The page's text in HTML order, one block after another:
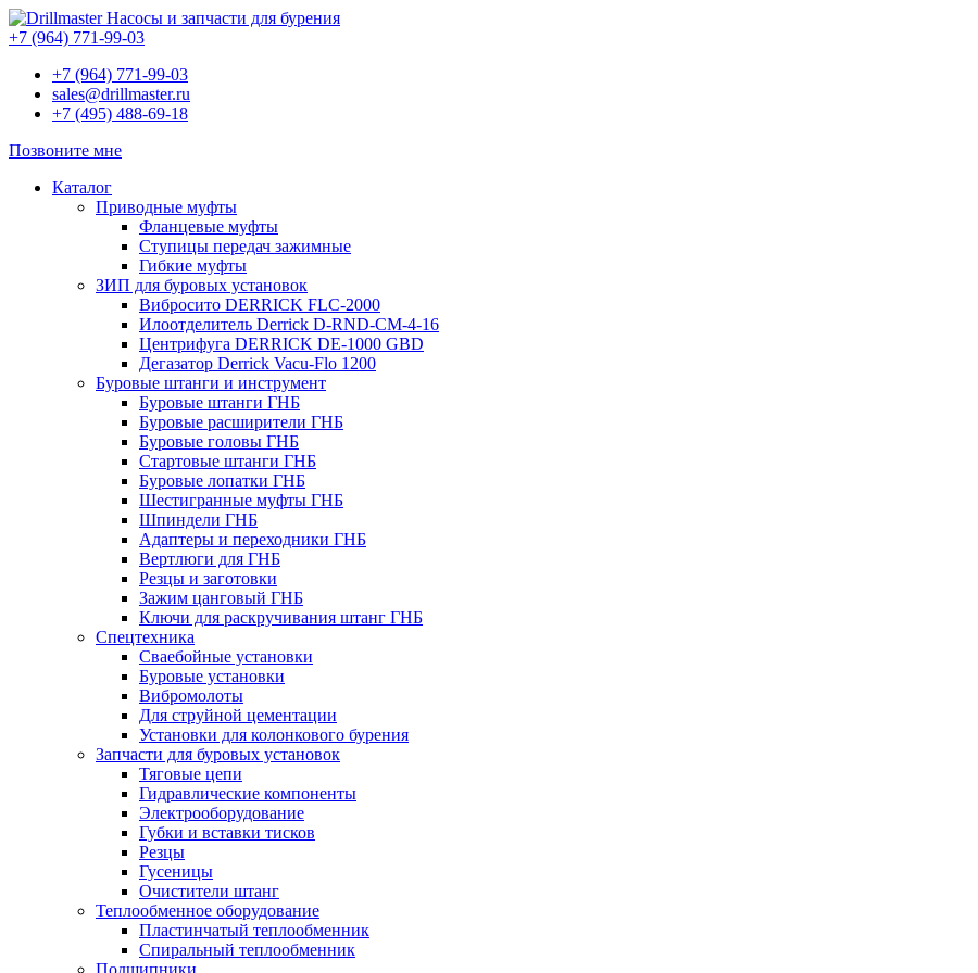
Насосы и запчасти для бурения
+7 (964) 771-99-03
+7 (964) 771-99-03
sales@drillmaster.ru
+7 (495) 488-69-18
Позвоните мне
Каталог
Приводные муфты
Фланцевые муфты
Ступицы передач зажимные
Гибкие муфты
ЗИП для буровых установок
Вибросито DERRICK FLC-2000
Илоотделитель Derrick D-RND-CM-4-16
Центрифуга DERRICK DE-1000 GBD
Дегазатор Derrick Vacu-Flo 1200
Буровые штанги и инструмент
Буровые штанги ГНБ
Буровые расширители ГНБ
Буровые головы ГНБ
Стартовые штанги ГНБ
Буровые лопатки ГНБ
Шестигранные муфты ГНБ
Шпиндели ГНБ
Адаптеры и переходники ГНБ
Вертлюги для ГНБ
Резцы и заготовки
Зажим цанговый ГНБ
Ключи для раскручивания штанг ГНБ
Спецтехника
Сваебойные установки
Буровые установки
Вибромолоты
Для струйной цементации
Установки для колонкового бурения
Запчасти для буровых установок
Тяговые цепи
Гидравлические компоненты
Электрооборудование
Губки и вставки тисков
Резцы
Гусеницы
Очистители штанг
Теплообменное оборудование
Пластинчатый теплообменник
Спиральный теплообменник
Подшипники